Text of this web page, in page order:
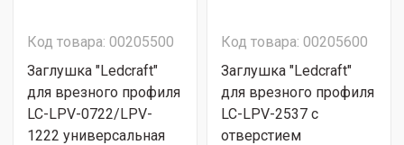
Код товара: 00205500
Заглушка "Ledcraft"
для врезного профиля
LC-LPV-0722/LPV-
1222 универсальная
Код товара: 00205600
Заглушка "Ledcraft"
для врезного профиля
LC-LPV-2537 с
отверстием